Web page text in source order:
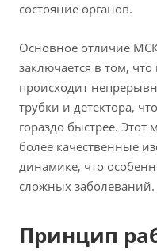
состояние органов.
Основное отличие
заключается в том,
происходит
трубки и детектора,
гораздо быстрее. Этот
более качественные
динамике, что
сложных заболеваний.
Принцип